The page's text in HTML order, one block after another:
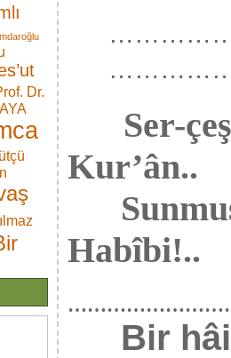
Dr.
Ser-
Kur’ân..
Sunmuş
Habîbi!..
Bir